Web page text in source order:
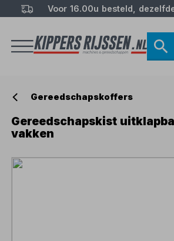
Voor 16.00u besteld,
Gereedschapskoffers
Gereedschapskist
vakken